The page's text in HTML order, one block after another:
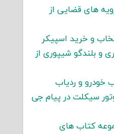
های قضایی از
و خرید اسپیکر
و بلندگو شیپوری از
خودرو و ردیاب
سیکلت در پیام جی
کتاب های